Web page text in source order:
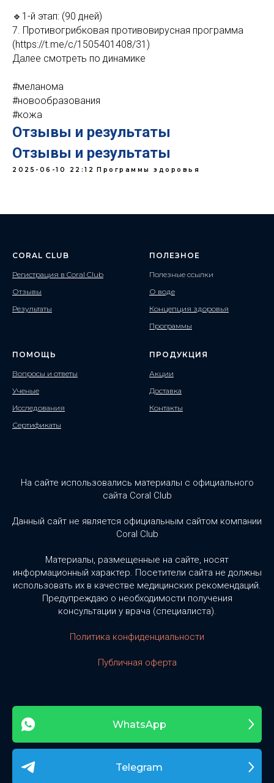
🔹1-й этап: (90 дней)
7. Противогрибковая противовирусная программа
(https://t.me/c/1505401408/31)
Далее смотреть по динамике
#меланома
#новообразования
#кожа
Отзывы и результаты
Отзывы и результаты
2025-06-10 22:12 Программы здоровья
CORAL CLUB
Регистрация в Coral Club
Отзывы
Результаты
ПОЛЕЗНОЕ
Полезные ссылки
О воде
Концепция здоровья
Программы
ПОМОЩЬ
Вопросы и ответы
Ученые
Исследования
Сертификаты
ПРОДУКЦИЯ
Акции
Доставка
Контакты
На сайте использовались материалы с официального
сайта Coral Club
Данный сайт не является официальным сайтом компании
Coral Club
Материалы, размещенные на сайте, носят
информационный характер. Посетители сайта не должны
использовать их в качестве медицинских рекомендаций.
Предупреждаю о необходимости получения
консультации у врача (специалиста).
Политика конфиденциальности
Публичная оферта
WhatsApp
Telegram